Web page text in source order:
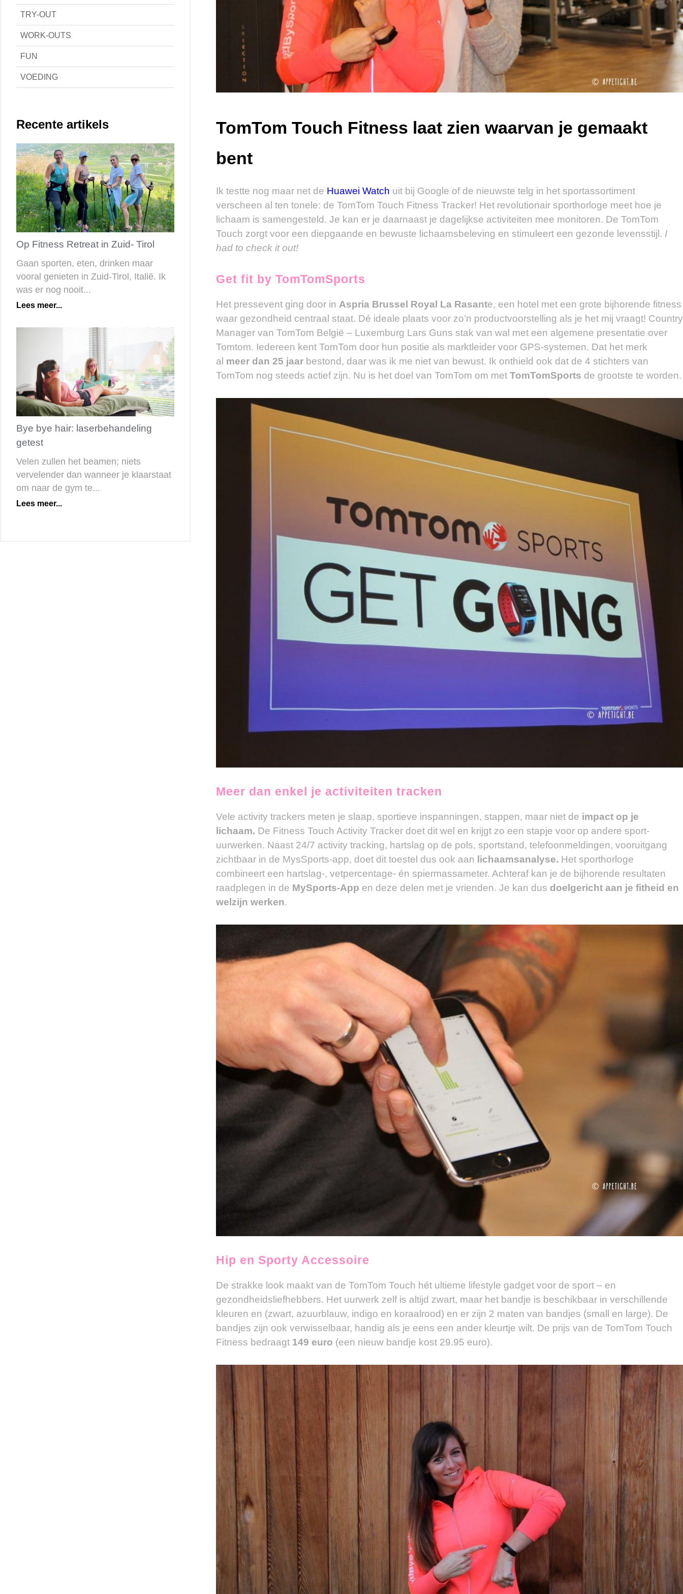
TRY-OUT
WORK-OUTS
FUN
VOEDING
Recente artikels
Op Fitness Retreat in Zuid- Tirol
Gaan sporten, eten, drinken maar
vooral genieten in Zuid-Tirol, Italië. Ik
was er nog nooit...
Lees meer...
Bye bye hair: laserbehandeling
getest
Velen zullen het beamen; niets
vervelender dan wanneer je klaarstaat
om naar de gym te...
Lees meer...
TomTom Touch Fitness laat zien waarvan je gemaakt
bent
Ik testte nog maar net de Huawei Watch uit bij Google of de nieuwste telg in het sportassortiment
verscheen al ten tonele: de TomTom Touch Fitness Tracker! Het revolutionair sporthorloge meet hoe je
lichaam is samengesteld. Je kan er je daarnaast je dagelijkse activiteiten mee monitoren. De TomTom
Touch zorgt voor een diepgaande en bewuste lichaamsbeleving en stimuleert een gezonde levensstijl. I
had to check it out!
Get fit by TomTomSports
Het pressevent ging door in Aspria Brussel Royal La Rasante, een hotel met een grote bijhorende fitness
waar gezondheid centraal staat. Dé ideale plaats voor zo’n productvoorstelling als je het mij vraagt! Country
Manager van TomTom België – Luxemburg Lars Guns stak van wal met een algemene presentatie over
Tomtom. Iedereen kent TomTom door hun positie als marktleider voor GPS-systemen. Dat het merk
al meer dan 25 jaarbestond, daar was ik me niet van bewust. Ik onthield ook dat de 4 stichters van
TomTom nog steeds actief zijn. Nu is het doel van TomTom om metTomTomSports de grootste te worden.
Meer dan enkel je activiteiten tracken
Vele activity trackers meten je slaap, sportieve inspanningen, stappen, maar niet de impact op je
lichaam. De Fitness Touch Activity Tracker doet dit wel en krijgt zo een stapje voor op andere sport-
uurwerken. Naast 24/7 activity tracking, hartslag op de pols, sportstand, telefoonmeldingen, vooruitgang
zichtbaar in de MysSports-app, doet dit toestel dus ook aan lichaamsanalyse. Het sporthorloge
combineert een hartslag-, vetpercentage- én spiermassameter. Achteraf kan je de bijhorende resultaten
raadplegen in de MySports-App en deze delen met je vrienden. Je kan dus doelgericht aan je fitheid en
welzijn werken.
Hip en Sporty Accessoire
De strakke look maakt van de TomTom Touch hét ultieme lifestyle gadget voor de sport – en
gezondheidsliefhebbers. Het uurwerk zelf is altijd zwart, maar het bandje is beschikbaar in verschillende
kleuren en (zwart, azuurblauw, indigo en koraalrood) en er zijn 2 maten van bandjes (small en large). De
bandjes zijn ook verwisselbaar, handig als je eens een ander kleurtje wilt. De prijs van de TomTom Touch
Fitness bedraagt149 euro (een nieuw bandje kost 29.95 euro).